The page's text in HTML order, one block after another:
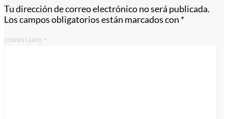
Tu dirección de correo electrónico no será publicada.
Los campos obligatorios están marcados con *
COMENTARIO *